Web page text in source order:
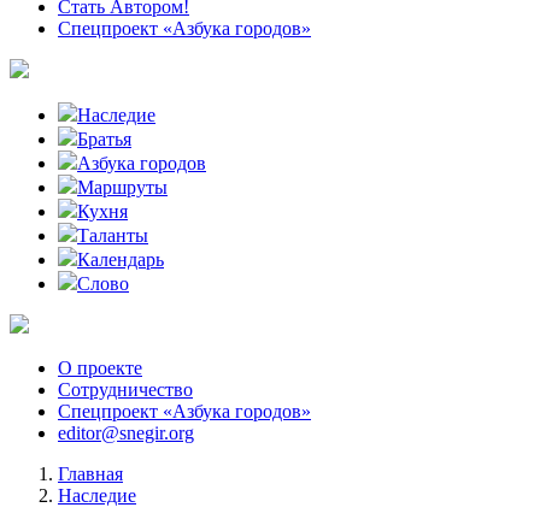
Стать Автором!
Спецпроект «Азбука городов»
Наследие
Братья
Азбука городов
Маршруты
Кухня
Таланты
Календарь
Слово
О проекте
Сотрудничество
Спецпроект «Азбука городов»
editor@snegir.org
Главная
Наследие